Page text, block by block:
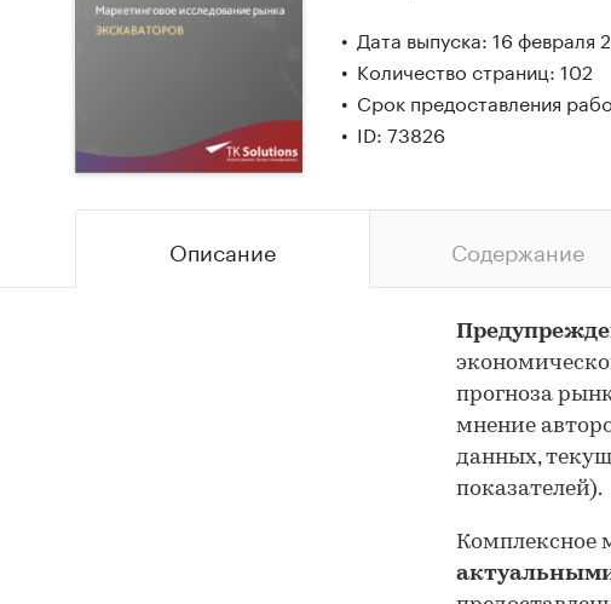
Дата выпуска: 16 февраля
Количество страниц: 102
Срок предоставления
ID: 73826
Описание Содержание
прогноза
мнение
данных,
показателей).
Комплексное